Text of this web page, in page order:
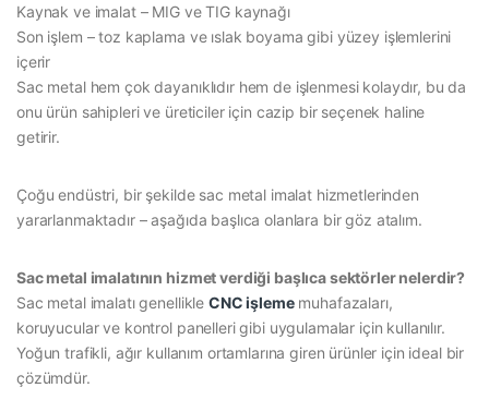
Kaynak ve imalat – MIG ve TIG kaynağı
Son işlem – toz kaplama ve ıslak boyama gibi yüzey işlemlerini
içerir
Sac metal hem çok dayanıklıdır hem de işlenmesi kolaydır, bu da
onu ürün sahipleri ve üreticiler için cazip bir seçenek haline
getirir.
Çoğu endüstri, bir şekilde sac metal imalat hizmetlerinden
yararlanmaktadır – aşağıda başlıca olanlara bir göz atalım.
Sac metal imalatının hizmet verdiği başlıca sektörler nelerdir?
Sac metal imalatı genellikle CNC işlememuhafazaları,
koruyucular ve kontrol panelleri gibi uygulamalar için kullanılır.
Yoğun trafikli, ağır kullanım ortamlarına giren ürünler için ideal bir
çözümdür.